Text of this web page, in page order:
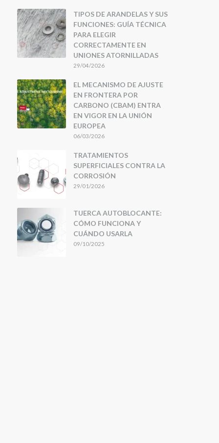
TIPOS DE ARANDELAS Y SUS
FUNCIONES: GUÍA TÉCNICA
PARA ELEGIR
CORRECTAMENTE EN
UNIONES ATORNILLADAS
29/04/2026
EL MECANISMO DE AJUSTE
EN FRONTERA POR
CARBONO (CBAM) ENTRA
EN VIGOR EN LA UNIÓN
EUROPEA
06/03/2026
TRATAMIENTOS
SUPERFICIALES CONTRA LA
CORROSIÓN
29/01/2026
TUERCA AUTOBLOCANTE:
CÓMO FUNCIONA Y
CUÁNDO USARLA
09/10/2025